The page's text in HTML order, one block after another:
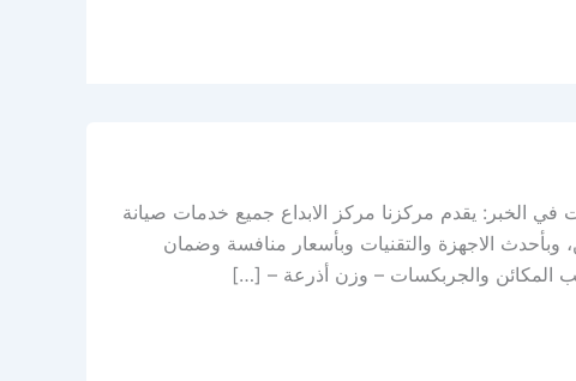
الخبر: يقدم مركزنا مركز الابداع جميع خدمات صيانة
الاجهزة والتقنيات وبأسعار منافسة وضمان
المكائن والجربكسات – وزن أذرعة – […]